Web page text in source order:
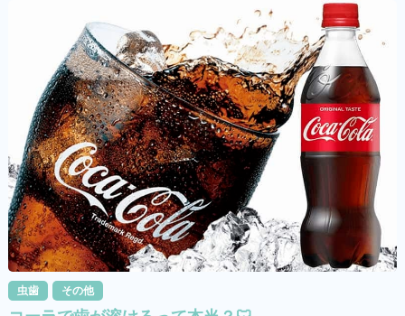
虫歯 その他